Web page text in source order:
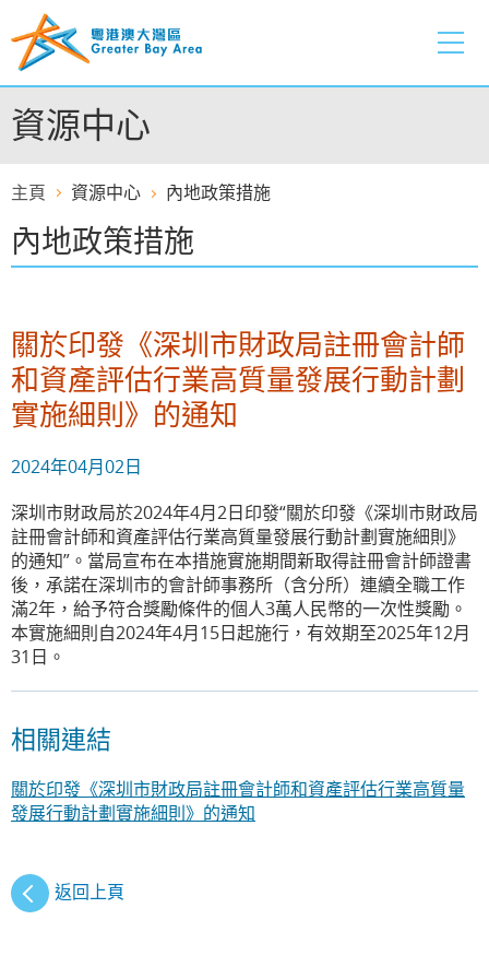
至
容
的
開
資源中心
主頁 資源中心 內地政策措施
內地政策措施
關於印發《深圳市財政局註冊會計師
和資產評估行業高質量發展行動計劃
實施細則》的通知
2024年04月02日
深圳市財政局於2024年4月2日印發“關於印發《深圳市財政局
註冊會計師和資產評估行業高質量發展行動計劃實施細則》
的通知”。當局宣布在本措施實施期間新取得註冊會計師證書
後，承諾在深圳市的會計師事務所（含分所）連續全職工作
滿2年，給予符合獎勵條件的個人3萬人民幣的一次性獎勵。
本實施細則自2024年4月15日起施行，有效期至2025年12月
31日。
相關連結
關於印發《深圳市財政局註冊會計師和資產評估行業高質量
發展行動計劃實施細則》的通知
返回上頁